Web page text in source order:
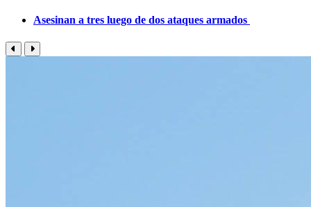
Asesinan a tres luego de dos ataques armados